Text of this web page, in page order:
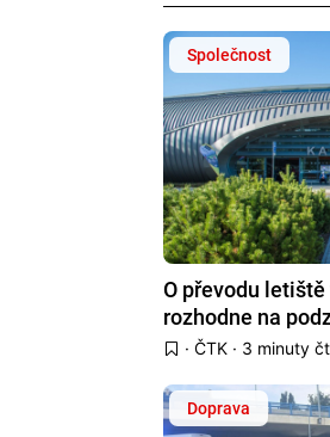
Společnost
O převodu
rozhodne na
· ČTK · 3 minuty
Doprava